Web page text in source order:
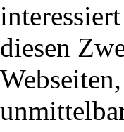
diesen